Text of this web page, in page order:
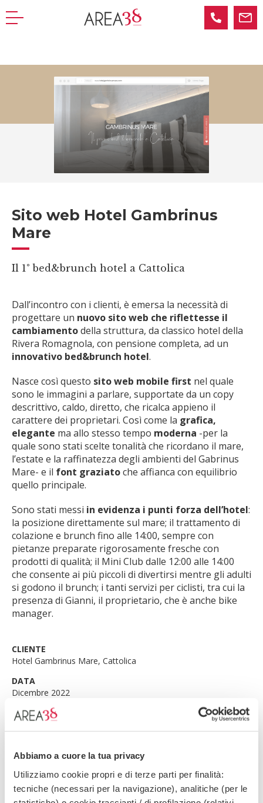
Abbiamo a cuore la tua privacy
Utilizziamo cookie propri e di terze parti per finalità:
tecniche (necessari per la navigazione), analitiche (per le
CLIENTE
Hotel Gambrinus Mare, Cattolica
DATA
Dicembre 2022
TIPOLOGIA
Siti web
www.hotelgambrinusmare.com
Sito web Hotel Gambrinus
Mare
Il 1° bed&brunch hotel a Cattolica
Dall’incontro con i clienti, è emersa la necessità di
progettare un nuovo sito web che riflettesse il
cambiamentodella struttura, da classico hotel della
Rivera Romagnola, con pensione completa, ad un
innovativo bed&brunch hotel.
Nasce così questo sito web mobile first nel quale
sono le immagini a parlare, supportate da un copy
descrittivo, caldo, diretto, che ricalca appieno il
carattere dei proprietari. Così come la grafica,
elegante ma allo stesso tempo moderna -per la
quale sono stati scelte tonalità che ricordano il mare,
l’estate e la raffinatezza degli ambienti del Gabrinus
Mare- e il font graziatoche affianca con equilibrio
quello principale.
Sono stati messi in evidenza i punti forza dell’hotel:
la posizione direttamente sul mare; il trattamento di
colazione e brunch fino alle 14:00, sempre con
pietanze preparate rigorosamente fresche con
prodotti di qualità; il Mini Club dalle 12:00 alle 14:00
che consente ai più piccoli di divertirsi mentre gli adulti
si godono il brunch; i tanti servizi per ciclisti, tra cui la
presenza di Gianni, il proprietario, che è anche bike
manager.